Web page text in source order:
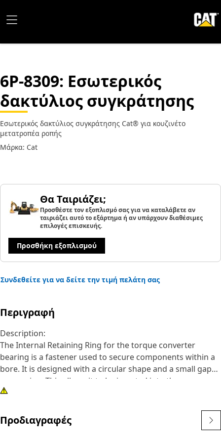
6P-8309: Εσωτερικός
δακτύλιος συγκράτησης
Εσωτερικός δακτύλιος συγκράτησης Cat® για κουζινέτο
μετατροπέα ροπής
Μάρκα: Cat
Θα Ταιριάζει;
Προσθέστε τον εξοπλισμό σας για να καταλάβετε αν
ταιριάζει αυτό το εξάρτημα ή αν υπάρχουν διαθέσιμες
επιλογές επισκευής.
Προσθήκη εξοπλισμού
Συνδεθείτε για να δείτε την τιμή πελάτη σας
Περιγραφή
Description:
The Internal Retaining Ring for the torque converter
bearing is a fastener used to secure components within a
bore. It is designed with a circular shape and a small gap
or opening. This allows it to be inserted into the groove or
recess using specialized pliers or tools. Once in place, the
of the groove, creating secure retention.
Προδιαγραφές